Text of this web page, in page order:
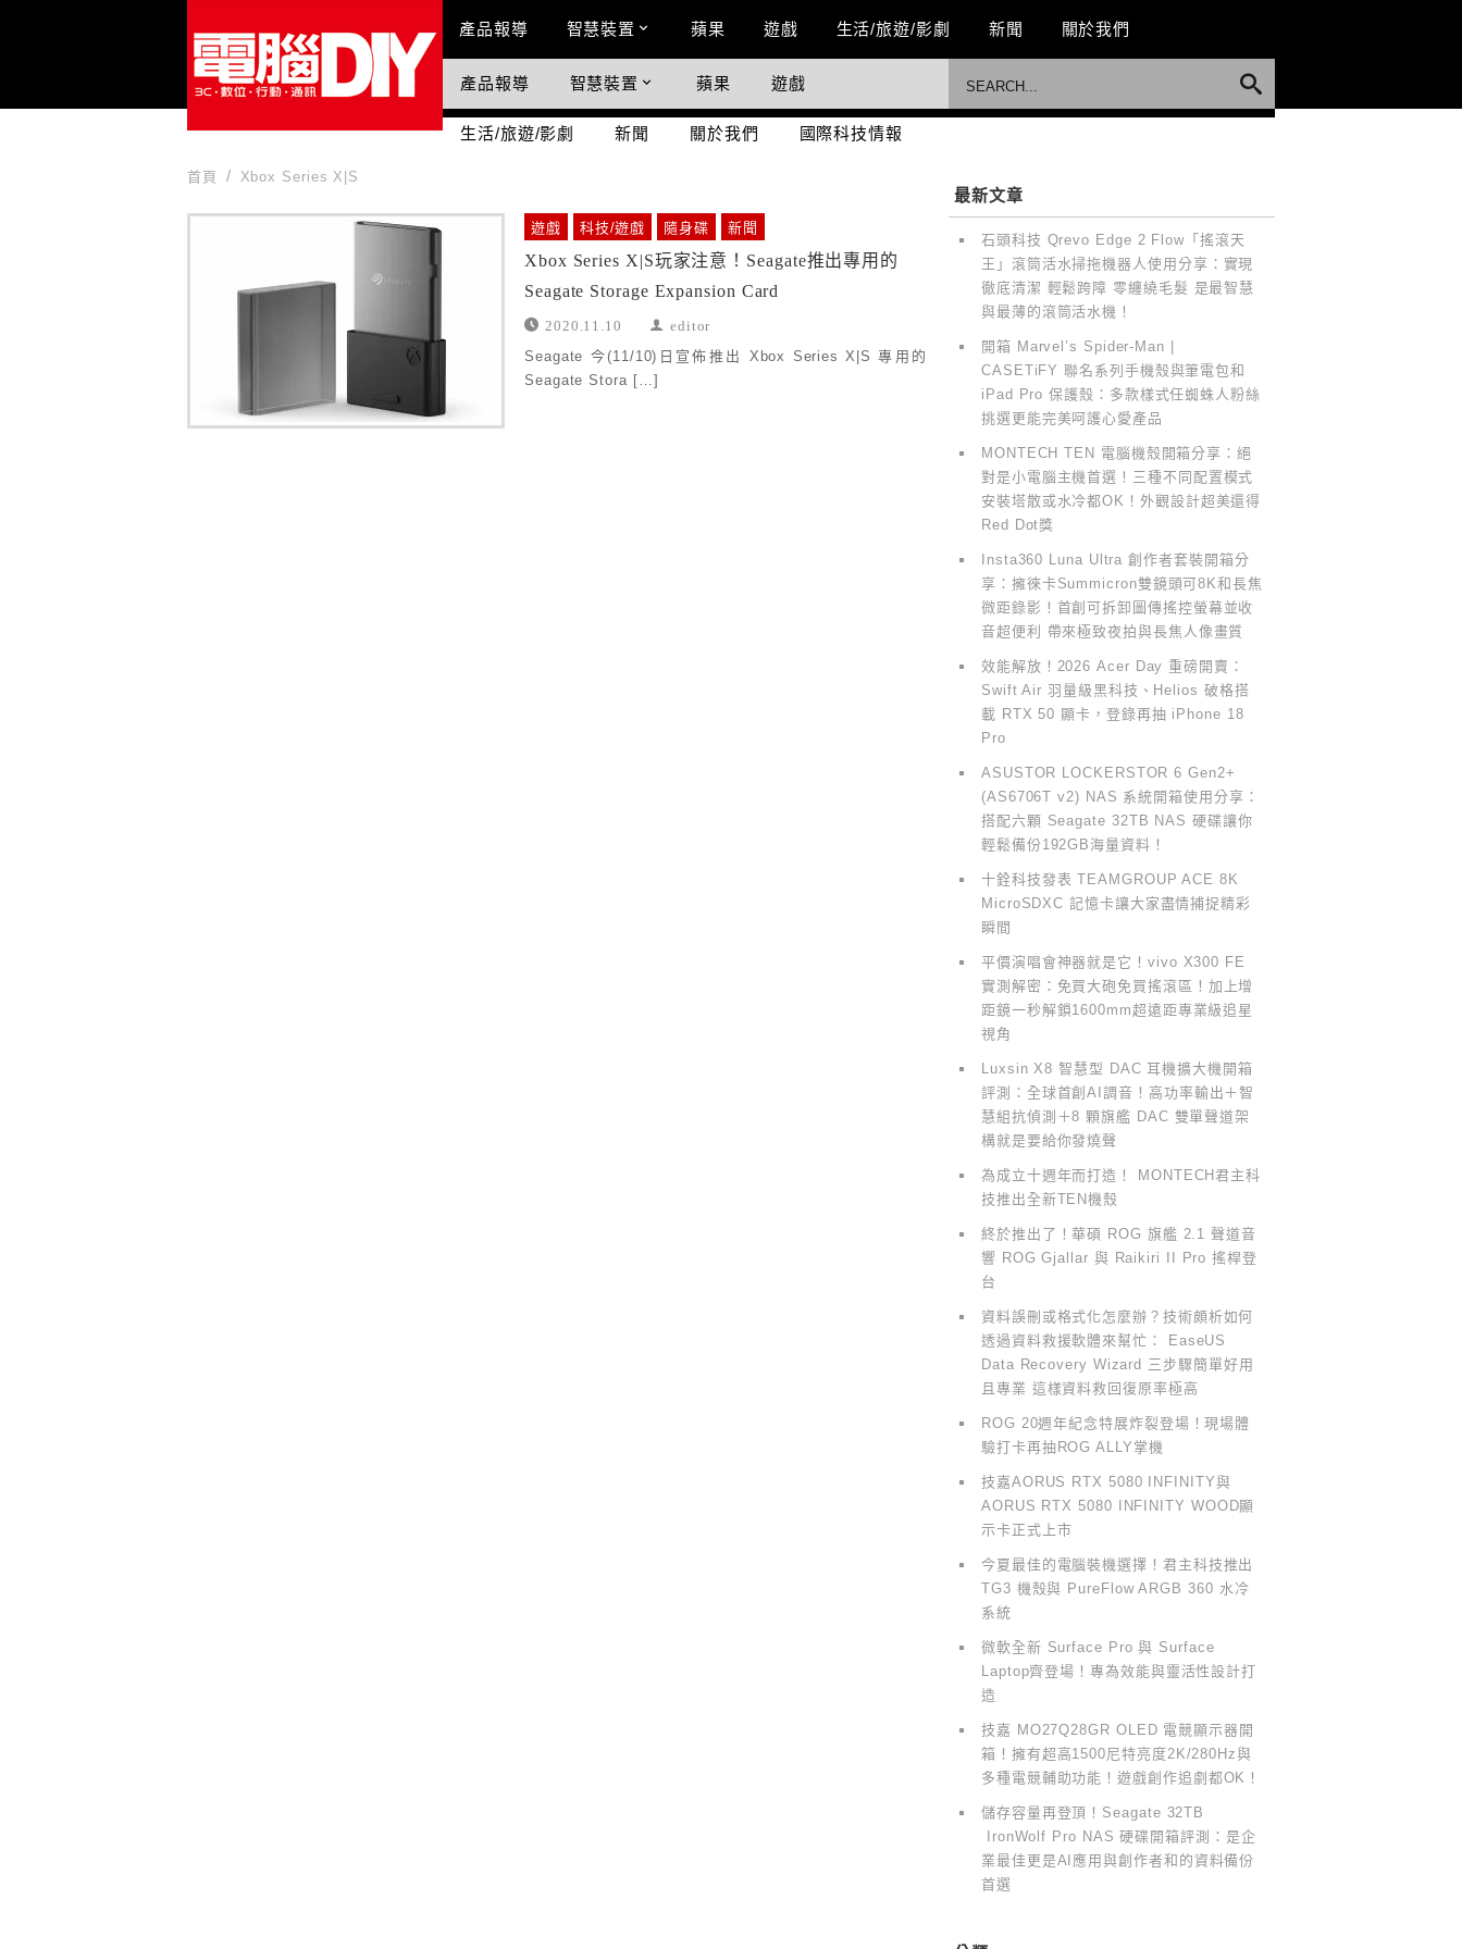
Main Menu
產品報導 智慧裝置 蘋果 遊戲 生活/旅遊/影劇 新聞 關於我們
國際科技情報
產品報導 智慧裝置 蘋果 遊戲
生活/旅遊/影劇 新聞 關於我們 國際科技情報
首頁 Xbox Series X|S
遊戲 科技/遊戲 隨身碟 新聞
Xbox Series X|S玩家注意！Seagate推出專用的
Seagate Storage Expansion Card
2020.11.10 editor
Seagate 今(11/10)日宣佈推出 Xbox Series X|S 專用的
Seagate Stora […]
最新文章
石頭科技 Qrevo Edge 2 Flow「搖滾天
王」滾筒活水掃拖機器人使用分享：實現
徹底清潔 輕鬆跨障 零纏繞毛髮 是最智慧
與最薄的滾筒活水機！
開箱 Marvel’s Spider-Man |
CASETiFY 聯名系列手機殼與筆電包和
iPad Pro 保護殼：多款樣式任蜘蛛人粉絲
挑選更能完美呵護心愛產品
MONTECH TEN 電腦機殼開箱分享：絕
對是小電腦主機首選！三種不同配置模式
安裝塔散或水冷都OK！外觀設計超美還得
Red Dot獎
Insta360 Luna Ultra 創作者套裝開箱分
享：擁徠卡Summicron雙鏡頭可8K和長焦
微距錄影！首創可拆卸圖傳搖控螢幕並收
音超便利 帶來極致夜拍與長焦人像畫質
效能解放！2026 Acer Day 重磅開賣：
Swift Air 羽量級黑科技、Helios 破格搭
載 RTX 50 顯卡，登錄再抽 iPhone 18
Pro
ASUSTOR LOCKERSTOR 6 Gen2+
(AS6706T v2) NAS 系統開箱使用分享：
搭配六顆 Seagate 32TB NAS 硬碟讓你
輕鬆備份192GB海量資料！
十銓科技發表 TEAMGROUP ACE 8K
MicroSDXC 記憶卡讓大家盡情捕捉精彩
瞬間
平價演唱會神器就是它！vivo X300 FE
實測解密：免買大砲免買搖滾區！加上增
距鏡一秒解鎖1600mm超遠距專業級追星
視角
Luxsin X8 智慧型 DAC 耳機擴大機開箱
評測：全球首創AI調音！高功率輸出＋智
慧組抗偵測＋8 顆旗艦 DAC 雙單聲道架
構就是要給你發燒聲
為成立十週年而打造！ MONTECH君主科
技推出全新TEN機殼
終於推出了！華碩 ROG 旗艦 2.1 聲道音
響 ROG Gjallar 與 Raikiri II Pro 搖桿登
台
資料誤刪或格式化怎麼辦？技術頗析如何
透過資料救援軟體來幫忙： EaseUS
Data Recovery Wizard 三步驟簡單好用
且專業 這樣資料救回復原率極高
ROG 20週年紀念特展炸裂登場！現場體
驗打卡再抽ROG ALLY掌機
技嘉AORUS RTX 5080 INFINITY與
AORUS RTX 5080 INFINITY WOOD顯
示卡正式上市
今夏最佳的電腦裝機選擇！君主科技推出
TG3 機殼與 PureFlow ARGB 360 水冷
系統
微軟全新 Surface Pro 與 Surface
Laptop齊登場！專為效能與靈活性設計打
造
技嘉 MO27Q28GR OLED 電競顯示器開
箱！擁有超高1500尼特亮度2K/280Hz與
多種電競輔助功能！遊戲創作追劇都OK！
儲存容量再登頂！Seagate 32TB
IronWolf Pro NAS 硬碟開箱評測：是企
業最佳更是AI應用與創作者和的資料備份
首選